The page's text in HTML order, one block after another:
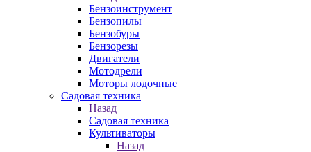
Бензоинструмент
Бензопилы
Бензобуры
Бензорезы
Двигатели
Мотодрели
Моторы лодочные
Садовая техника
Назад
Садовая техника
Культиваторы
Назад